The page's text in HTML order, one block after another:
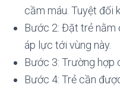
cầm máu. Tuyệt đối
Bước 2: Đặt trẻ nằm
áp lực tới vùng này.
Bước 3: Trường hợp
Bước 4: Trẻ cần